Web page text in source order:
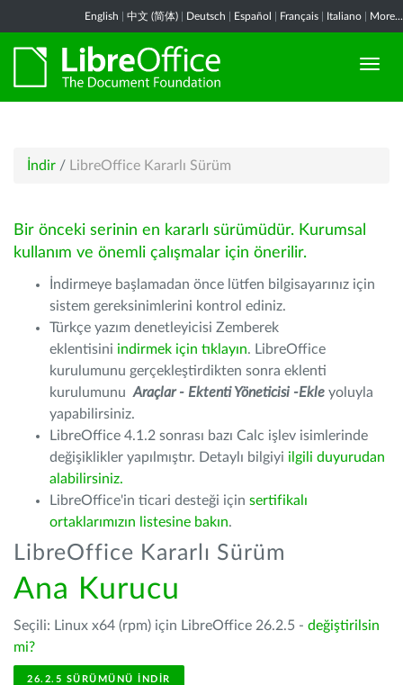
English 中文 (简体) Deutsch Español Français Italiano More...
İndir / LibreOffice Kararlı Sürüm
Bir önceki serinin en kararlı sürümüdür. Kurumsal
kullanım ve önemli çalışmalar için önerilir.
İndirmeye başlamadan önce lütfen bilgisayarınız için
sistem gereksinimlerini kontrol ediniz.
Türkçe yazım denetleyicisi Zemberek
eklentisini indirmek için tıklayın. LibreOffice
kurulumunu gerçekleştirdikten sonra eklenti
kurulumunu Araçlar - Ektenti Yöneticisi -Ekle yoluyla
yapabilirsiniz.
LibreOffice 4.1.2 sonrası bazı Calc işlev isimlerinde
değişiklikler yapılmıştır. Detaylı bilgiyi ilgili duyurudan
alabilirsiniz.
LibreOffice'in ticari desteği için sertifikalı
ortaklarımızın listesine bakın.
LibreOffice Kararlı Sürüm
Ana Kurucu
Seçili: Linux x64 (rpm) için LibreOffice 26.2.5 - değiştirilsin
mi?
26.2.5 SÜRÜMÜNÜ İNDIR